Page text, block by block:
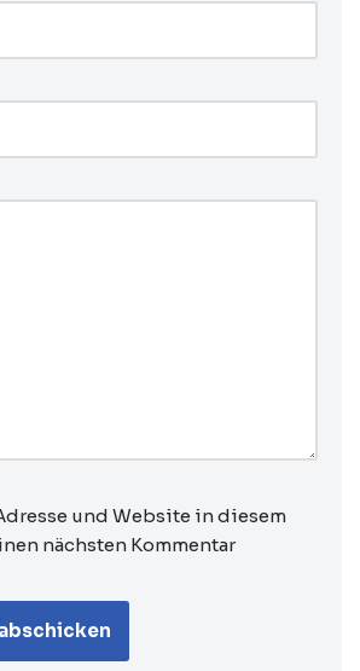
und Website in diesem
nächsten Kommentar